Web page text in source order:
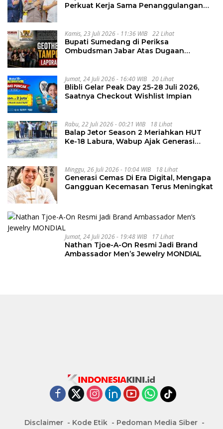
Perkuat Kerja Sama Penanggulangan
Kamis, 23 Juli 2026 - 11:36 WIB 22 Lihat
Bupati Sumedang di Periksa
Ombudsman Jabar Atas Dugaan
Jumat, 24 Juli 2026 - 16:40 WIB 20 Lihat
Blibli Gelar Peak Day 25-28 Juli 2026,
Saatnya Checkout Wishlist Impian
Rabu, 22 Juli 2026 - 00:21 WIB 18 Lihat
Balap Jetor Season 2 Meriahkan HUT
Ke-18 Labura, Wabup Ajak Generasi
Minggu, 26 Juli 2026 - 10:04 WIB 18 Lihat
Generasi Cemas Di Era Digital, Mengapa
Gangguan Kecemasan Terus Meningkat
Jumat, 24 Juli 2026 - 19:48 WIB 17 Lihat
Nathan Tjoe-A-On Resmi Jadi Brand
Ambassador Men’s Jewelry MONDIAL
Disclaimer Kode Etik Pedoman Media Siber